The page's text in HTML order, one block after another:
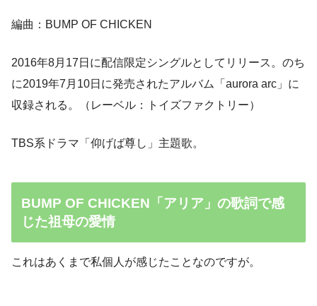
編曲：BUMP OF CHICKEN
2016年8月17日に配信限定シングルとしてリリース。のち
に2019年7月10日に発売されたアルバム「aurora arc」に
収録される。（レーベル：トイズファクトリー）
TBS系ドラマ「仰げば尊し」主題歌。
BUMP OF CHICKEN「アリア」の歌詞で感
じた祖母の愛情
これはあくまで私個人が感じたことなのですが。